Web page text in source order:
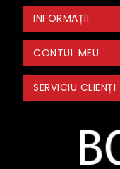
INFORMAȚII
CONTUL MEU
SERVICIU CLIENȚI